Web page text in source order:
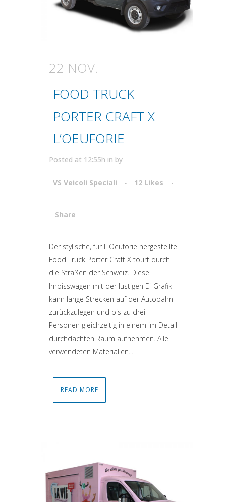
22 NOV.
FOOD TRUCK
PORTER CRAFT X
L’OEUFORIE
Posted at 12:55h in by
VS Veicoli Speciali 12 Likes
Share
Attiva comando
Der stylische, für L'Oeuforie hergestellte
Food Truck Porter Craft X tourt durch
die Straßen der Schweiz. Diese
Imbisswagen mit der lustigen Ei-Grafik
kann lange Strecken auf der Autobahn
zurückzulegen und bis zu drei
Personen gleichzeitig in einem im Detail
durchdachten Raum aufnehmen. Alle
verwendeten Materialien...
READ MORE